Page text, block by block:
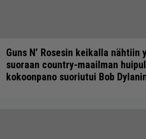
Guns N’ Rosesin keikalla nähtiin
suoraan country-maailman
kokoonpano suoriutui Bob